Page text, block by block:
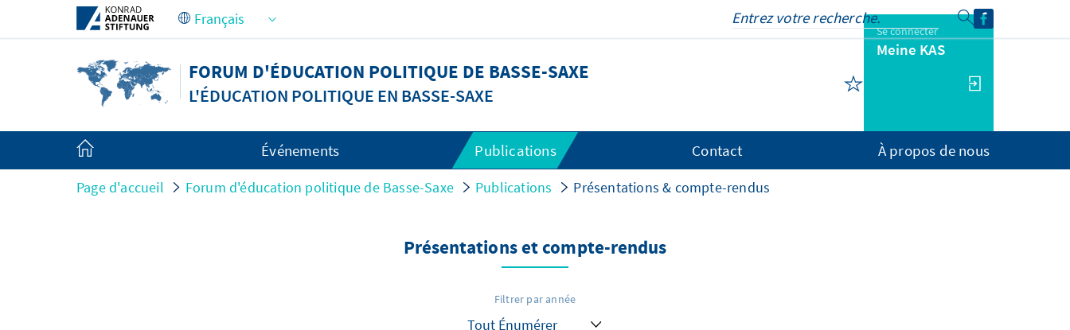
Saut au contenu principal
FORUM D'ÉDUCATION POLITIQUE DE BASSE-SAXE
L'ÉDUCATION POLITIQUE EN BASSE-SAXE
Se connecter
Meine KAS
Événements Publications Contact À propos de nous
Page d'accueil Forum d'éducation politique de Basse-Saxe Publications Présentations & compte-rendus
Présentations et compte-rendus
Filtrer par année